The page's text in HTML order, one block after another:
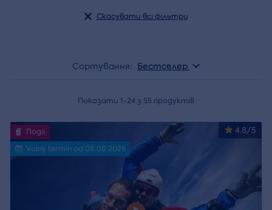
Скасувати всі фільтри
Сортування: Бестселер
Показати 1-24 з 55 продуктів
4.8/5
Події
Volný termín od 08.08.2026